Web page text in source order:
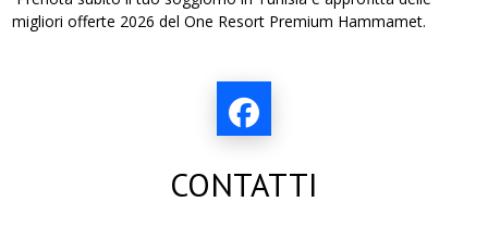
migliori offerte 2026 del One Resort Premium Hammamet.
CONTATTI